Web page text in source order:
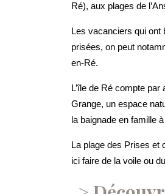
Ré), aux plages de
Les vacanciers qui ont
prisées, on peut
en-Ré.
L’île de Ré compte
Grange, un espace
la baignade en famille
La plage des Prises et
ici faire de la voile ou